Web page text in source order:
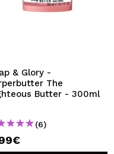
& Glory -
The
Butter - 300ml
(6)